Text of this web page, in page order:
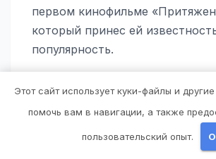
первом кинофильме
который принес ей
популярность.
Какие знаковые роли
сыграла Евгения
У Евгении Игумновой много
Этот сайт использует куки-файлы и
помочь вам в навигации, а также
пользовательский опыт.